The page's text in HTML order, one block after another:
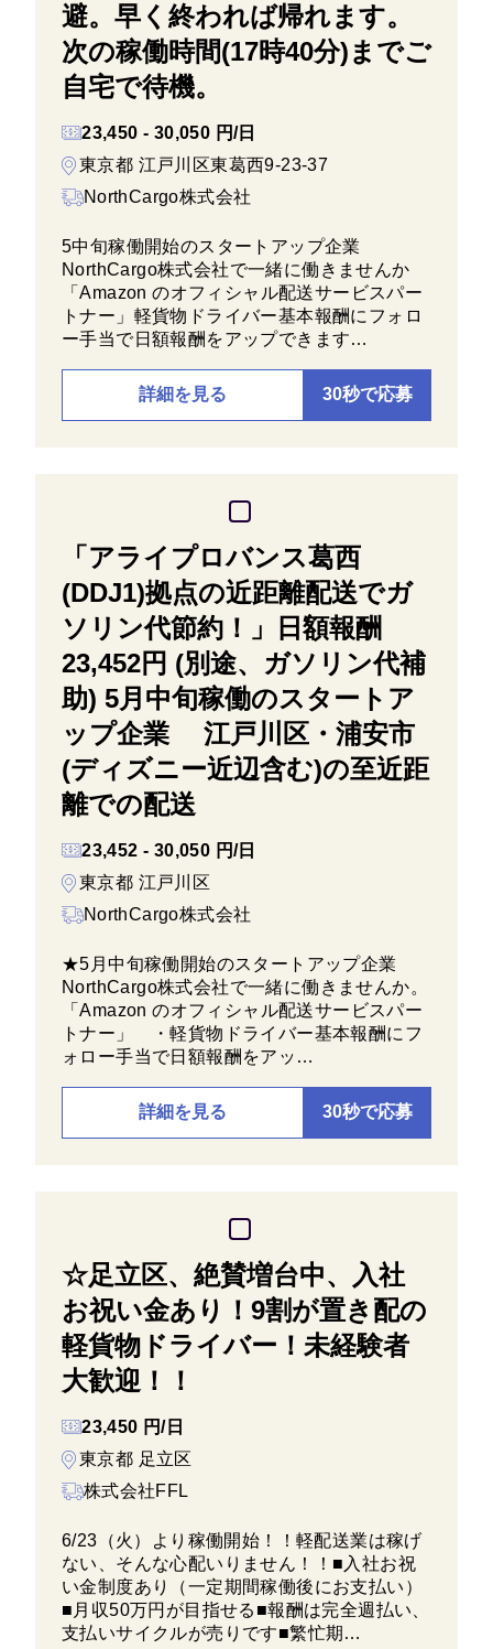
避。早く終われば帰れます。
次の稼働時間(17時40分)までご
自宅で待機。
23,450 - 30,050 円/日
東京都 江戸川区東葛西9-23-37
NorthCargo株式会社
5中旬稼働開始のスタートアップ企業
NorthCargo株式会社で一緒に働きませんか
「Amazon のオフィシャル配送サービスパー
トナー」軽貨物ドライバー基本報酬にフォロ
ー手当で日額報酬をアップできます…
詳細を見る 30秒で応募
「アライプロバンス葛西
(DDJ1)拠点の近距離配送でガ
ソリン代節約！」日額報酬
23,452円 (別途、ガソリン代補
助) 5月中旬稼働のスタートア
ップ企業 江戸川区・浦安市
(ディズニー近辺含む)の至近距
離での配送
23,452 - 30,050 円/日
東京都 江戸川区
NorthCargo株式会社
★5月中旬稼働開始のスタートアップ企業
NorthCargo株式会社で一緒に働きませんか。
「Amazon のオフィシャル配送サービスパー
トナー」 ・軽貨物ドライバー基本報酬にフ
ォロー手当で日額報酬をアッ…
詳細を見る 30秒で応募
☆足立区、絶賛増台中、入社
お祝い金あり！9割が置き配の
軽貨物ドライバー！未経験者
大歓迎！！
23,450 円/日
東京都 足立区
株式会社FFL
6/23（火）より稼働開始！！軽配送業は稼げ
ない、そんな心配いりません！！■入社お祝
い金制度あり（一定期間稼働後にお支払い）
■月収50万円が目指せる■報酬は完全週払い、
支払いサイクルが売りです■繁忙期…